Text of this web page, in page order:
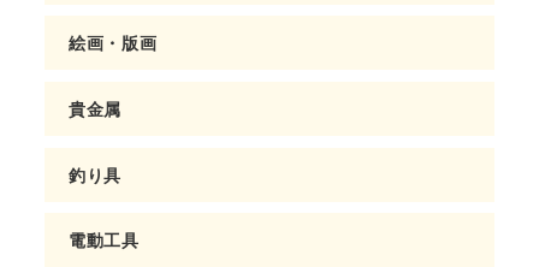
絵画・版画
貴金属
釣り具
電動工具